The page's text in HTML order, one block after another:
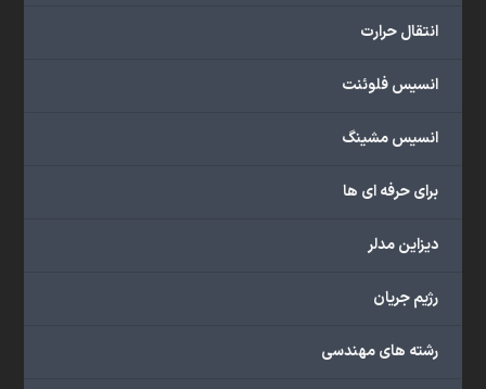
انتقال حرارت
انسیس فلوئنت
انسیس مشینگ
برای حرفه ای ها
دیزاین مدلر
رژیم جریان
رشته های مهندسی
(CFD)
هستند.
ما
گسترده‌ای
با
دانشگاهی،
صنعتی